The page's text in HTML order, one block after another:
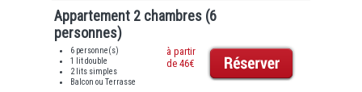
Appartement 2 chambres (6
personnes)
6 personne(s)
1 lit double
2 lits simples
Balcon ou Terrasse
à partir
de 46€